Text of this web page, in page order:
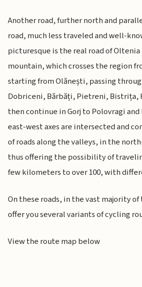
Another road, further north and
road, much less traveled and well-
picturesque is the real road of
mountain, which crosses the region
starting from Olănești, passing
Dobriceni, Bărbăți, Pietreni, Bistrița,
then continue in Gorj to Polovragi and
east-west axes are intersected and
of roads along the valleys, in the
thus offering the possibility of
few kilometers to over 100, with
On these roads, in the vast majority
offer you several variants of cycling
View the route map below